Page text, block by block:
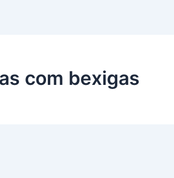
com bexigas